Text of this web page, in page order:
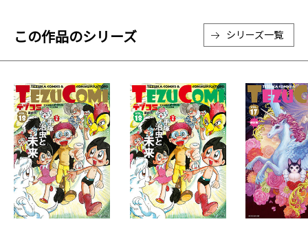
この作品のシリーズ シリーズ一覧